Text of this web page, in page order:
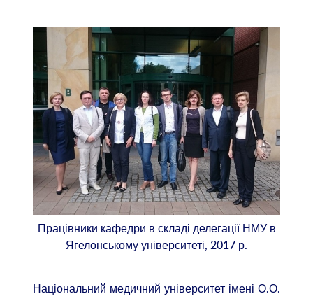
Працівники кафедри в складі делегації НМУ в
Ягелонському університеті, 2017 р.
Національний медичний університет імені О.О.